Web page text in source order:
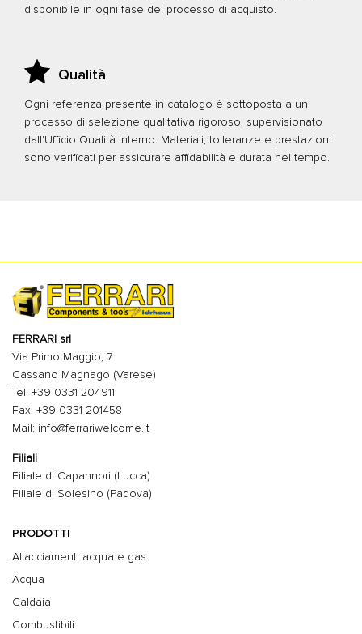
disponibile in ogni fase del processo di acquisto.
Qualità
Ogni referenza presente in catalogo è sottoposta a un
processo di selezione qualitativa rigoroso, supervisionato
dall'Ufficio Qualità interno. Materiali, tolleranze e prestazioni
sono verificati per assicurare affidabilità e durata nel tempo.
FERRARI srl
Via Primo Maggio, 7
Cassano Magnago (Varese)
Tel: +39 0331 204911
Fax: +39 0331 201458
Mail: info@ferrariwelcome.it
Filiali
Filiale di Capannori (Lucca)
Filiale di Solesino (Padova)
PRODOTTI
Allacciamenti acqua e gas
Acqua
Caldaia
Combustibili